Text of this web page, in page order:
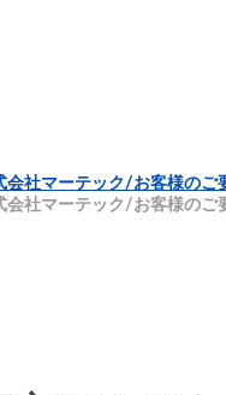
社マーテック/お客様のご
社マーテック/お客様のご